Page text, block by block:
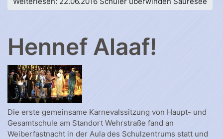
Hennef Alaaf!
Die erste gemeinsame Karnevalssitzung von Haupt- und
Gesamtschule am Standort Wehrstraße fand an
Weiberfastnacht in der Aula des Schulzentrums statt und